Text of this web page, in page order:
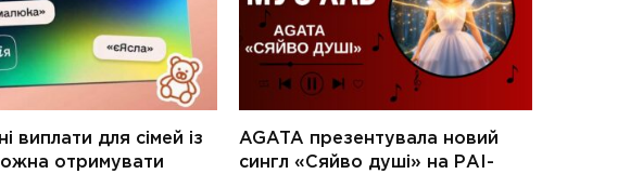
виплати для сімей із
отримувати
AGATA презентувала новий
сингл «Сяйво душі» на РАІ-